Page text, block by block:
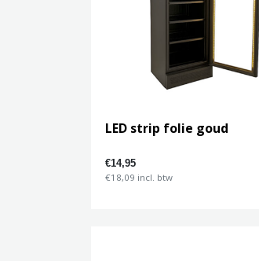
LED strip folie goud
€14,95
€18,09 incl. btw